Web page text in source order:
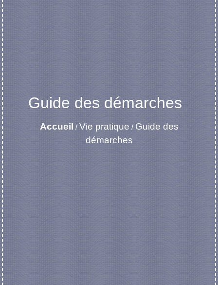
Guide des démarches
Accueil / Vie pratique / Guide des
démarches